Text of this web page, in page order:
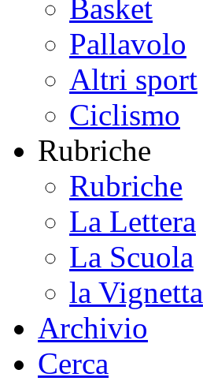
Basket
Pallavolo
Altri sport
Ciclismo
Rubriche
Rubriche
La Lettera
La Scuola
la Vignetta
Archivio
Cerca